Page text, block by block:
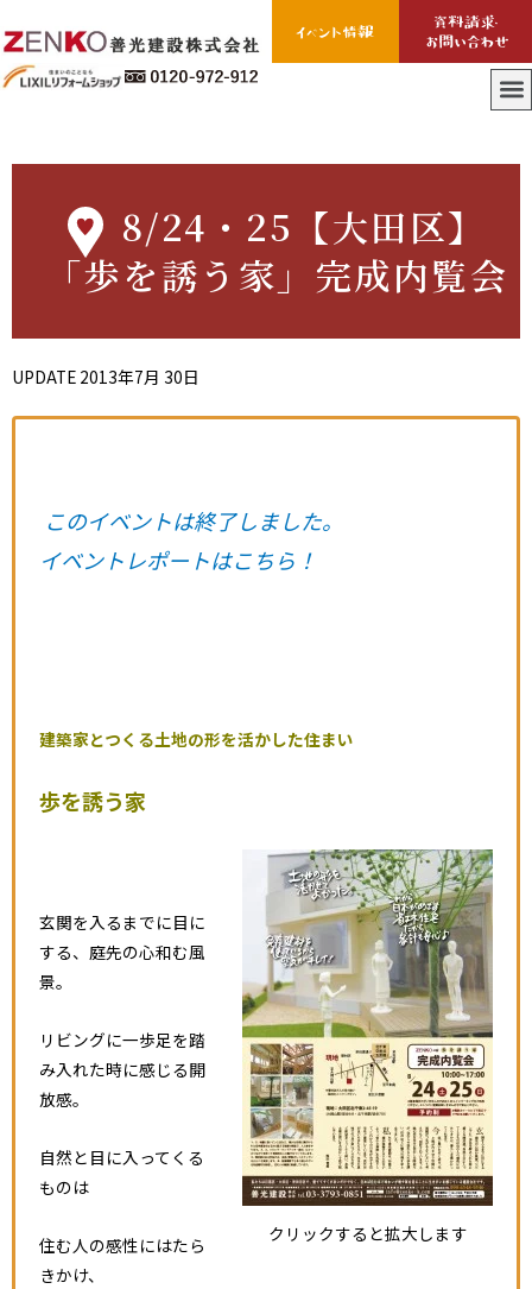
8/24・25【大田区】
「歩を誘う家」完成内覧会
UPDATE 2013年7月 30日
このイベントは終了しました。
イベントレポートはこちら！
建築家とつくる土地の形を活かした住まい
歩を誘う家
クリックすると拡大します
玄関を入るまでに目に
する、庭先の心和む風
景。
リビングに一歩足を踏
み入れた時に感じる開
放感。
自然と目に入ってくる
ものは
住む人の感性にはたら
きかけ、